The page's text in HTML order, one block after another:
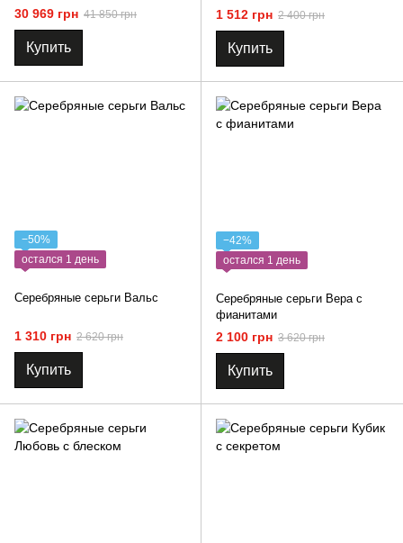
30 969 грн 41 850 грн
Купить
1 512 грн 2 400 грн
Купить
−50%
остался 1 день
Серебряные серьги Вальс
1 310 грн 2 620 грн
Купить
−42%
остался 1 день
Серебряные серьги Вера с
фианитами
2 100 грн 3 620 грн
Купить